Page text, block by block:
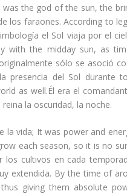
the god of the sun, the
los faraones. According to
el Sol viaja por el
with the midday sun, as
sólo se asoció
presencia del Sol durante
as well.Él era el
la oscuridad, la noche.
la vida; It was power and
each season, so it is no
los cultivos en cada
extendida. By the time of
giving them absolute